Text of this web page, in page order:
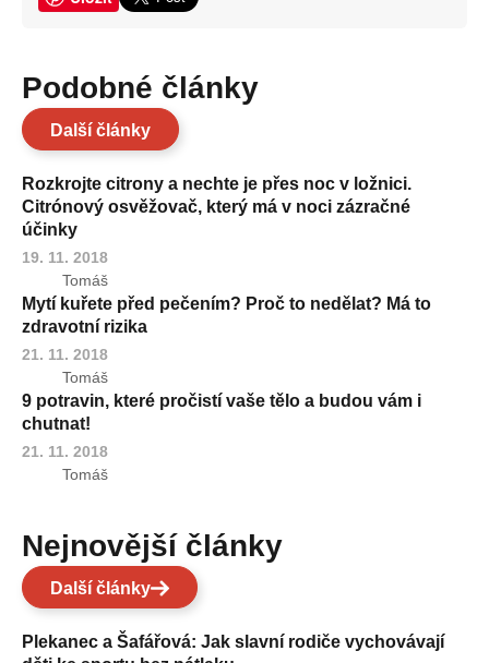
Podobné články
Další články
Rozkrojte citrony a nechte je přes noc v ložnici.
Citrónový osvěžovač, který má v noci zázračné
účinky
19. 11. 2018
Tomáš
Mytí kuřete před pečením? Proč to nedělat? Má to
zdravotní rizika
21. 11. 2018
Tomáš
9 potravin, které pročistí vaše tělo a budou vám i
chutnat!
21. 11. 2018
Tomáš
Nejnovější články
Další články
Plekanec a Šafářová: Jak slavní rodiče vychovávají